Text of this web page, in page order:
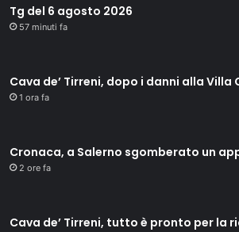
Tg del 6 agosto 2026
57 minuti fa
Cava de’ Tirreni, dopo i danni alla
1 ora fa
Cronaca, a Salerno sgomberato un
2 ore fa
Cava de’ Tirreni, tutto è pronto per la